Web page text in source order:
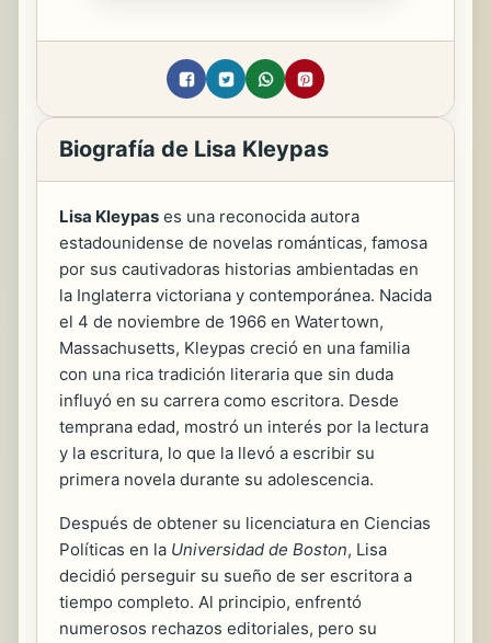
Biografía de Lisa Kleypas
Lisa Kleypas es una reconocida autora
estadounidense de novelas románticas, famosa
por sus cautivadoras historias ambientadas en
la Inglaterra victoriana y contemporánea. Nacida
el 4 de noviembre de 1966 en Watertown,
Massachusetts, Kleypas creció en una familia
con una rica tradición literaria que sin duda
influyó en su carrera como escritora. Desde
temprana edad, mostró un interés por la lectura
y la escritura, lo que la llevó a escribir su
primera novela durante su adolescencia.
Después de obtener su licenciatura en Ciencias
Políticas en la Universidad de Boston, Lisa
decidió perseguir su sueño de ser escritora a
tiempo completo. Al principio, enfrentó
numerosos rechazos editoriales, pero su